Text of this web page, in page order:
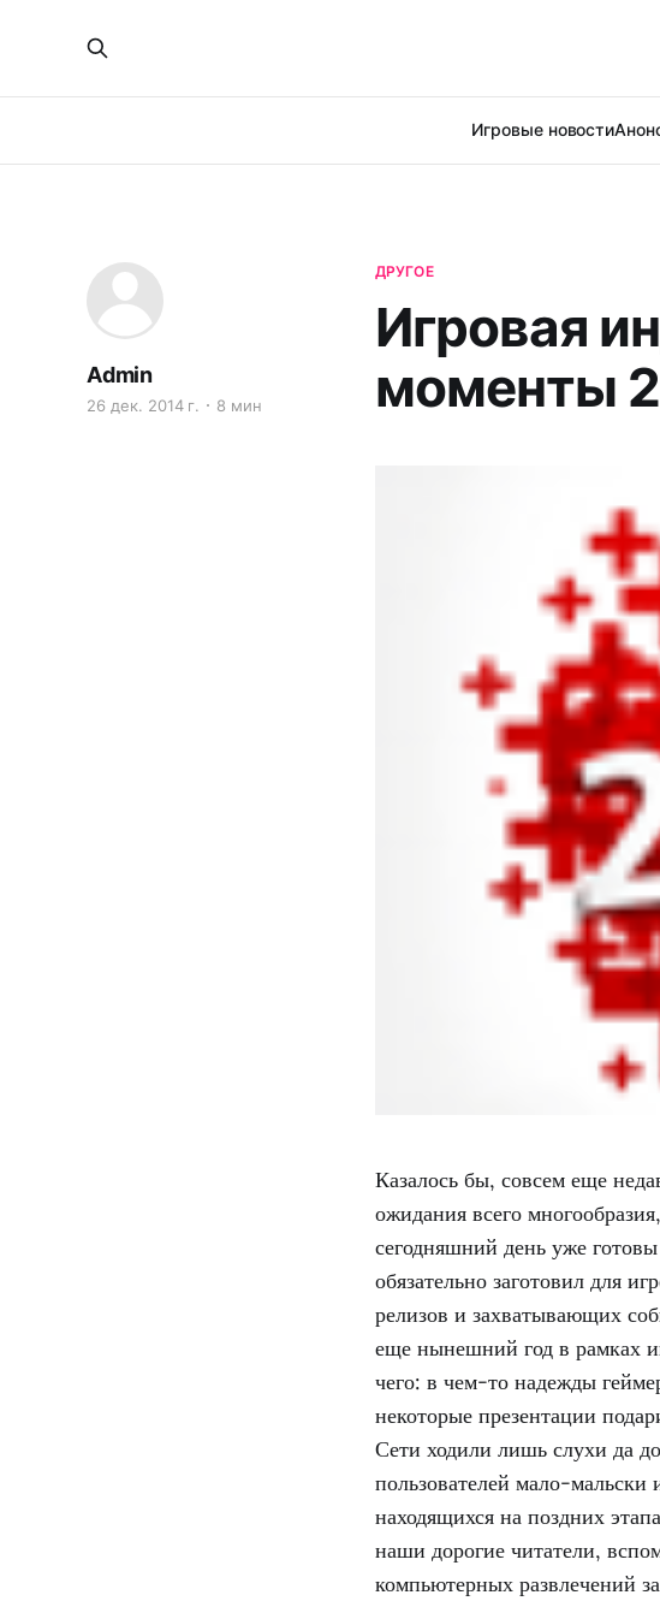
Игровые новости
ДРУГОЕ
Игровая
моменты
Admin
26 дек. 2014 г. 8 мин
Казалось бы, совсем еще
ожидания всего
сегодняшний день уже
обязательно заготовил для
релизов и захватывающих
еще нынешний год в рамках
чего: в чем-то надежды
некоторые презентации
Сети ходили лишь слухи да
пользователей мало-
находящихся на поздних
наши дорогие читатели,
компьютерных развлечений